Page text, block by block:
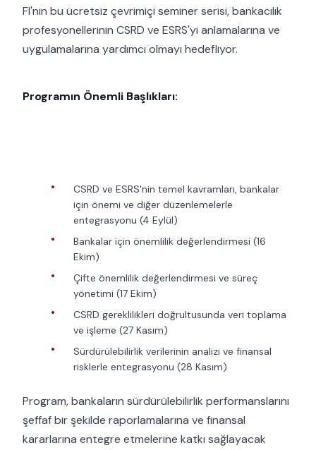
FI'nin bu ücretsiz çevrimiçi seminer serisi, bankacılık
profesyonellerinin CSRD ve ESRS'yi anlamalarına ve
uygulamalarına yardımcı olmayı hedefliyor.
Programın Önemli Başlıkları:
CSRD ve ESRS'nin temel kavramları, bankalar
için önemi ve diğer düzenlemelerle
entegrasyonu (4 Eylül)
Bankalar için önemlilik değerlendirmesi (16
Ekim)
Çifte önemlilik değerlendirmesi ve süreç
yönetimi (17 Ekim)
CSRD gereklilikleri doğrultusunda veri toplama
ve işleme (27 Kasım)
Sürdürülebilirlik verilerinin analizi ve finansal
risklerle entegrasyonu (28 Kasım)
Program, bankaların sürdürülebilirlik performanslarını
şeffaf bir şekilde raporlamalarına ve finansal
kararlarına entegre etmelerine katkı sağlayacak